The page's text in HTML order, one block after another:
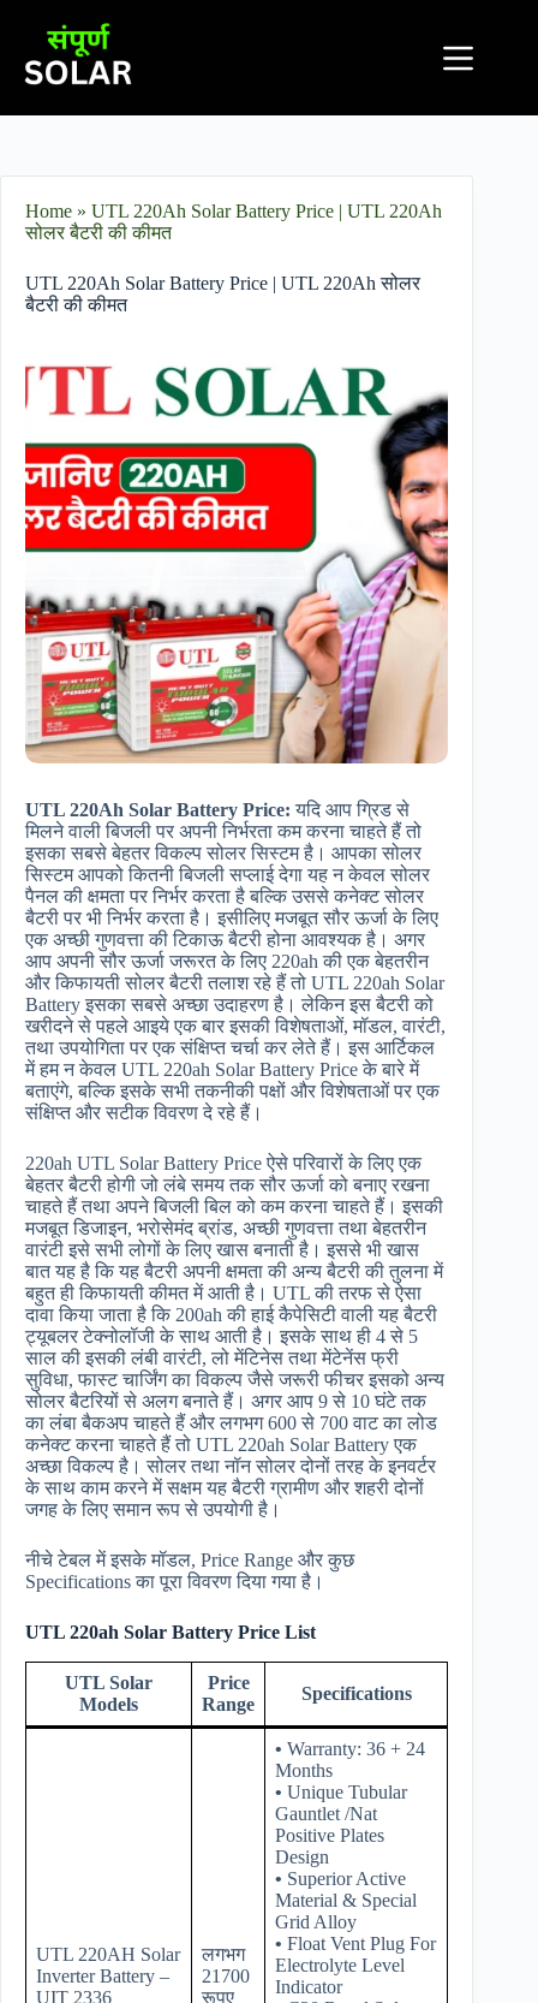
Home » UTL 220Ah Solar Battery Price​ | UTL 220Ah
सोलर बैटरी की कीमत
UTL 220Ah Solar Battery Price​ | UTL 220Ah सोलर
बैटरी की कीमत
UTL 220Ah Solar Battery Price​:यदि आप ग्रिड से
मिलने वाली बिजली पर अपनी निर्भरता कम करना चाहते हैं तो
इसका सबसे बेहतर विकल्प सोलर सिस्टम है। आपका सोलर
सिस्टम आपको कितनी बिजली सप्लाई देगा यह न केवल सोलर
पैनल की क्षमता पर निर्भर करता है बल्कि उससे कनेक्ट सोलर
बैटरी पर भी निर्भर करता है। इसीलिए मजबूत सौर ऊर्जा के लिए
एक अच्छी गुणवत्ता की टिकाऊ बैटरी होना आवश्यक है। अगर
आप अपनी सौर ऊर्जा जरूरत के लिए 220ah की एक बेहतरीन
और किफायती सोलर बैटरी तलाश रहे हैं तो UTL 220ah Solar
Battery इसका सबसे अच्छा उदाहरण है। लेकिन इस बैटरी को
खरीदने से पहले आइये एक बार इसकी विशेषताओं, मॉडल, वारंटी,
तथा उपयोगिता पर एक संक्षिप्त चर्चा कर लेते हैं। इस आर्टिकल
में हम न केवल UTL 220ah Solar Battery Price के बारे में
बताएंगे, बल्कि इसके सभी तकनीकी पक्षों और विशेषताओं पर एक
संक्षिप्त और सटीक विवरण दे रहे हैं।
220ah UTL Solar Battery Price ऐसे परिवारों के लिए एक
बेहतर बैटरी होगी जो लंबे समय तक सौर ऊर्जा को बनाए रखना
चाहते हैं तथा अपने बिजली बिल को कम करना चाहते हैं। इसकी
मजबूत डिजाइन, भरोसेमंद ब्रांड, अच्छी गुणवत्ता तथा बेहतरीन
वारंटी इसे सभी लोगों के लिए खास बनाती है। इससे भी खास
बात यह है कि यह बैटरी अपनी क्षमता की अन्य बैटरी की तुलना में
बहुत ही किफायती कीमत में आती है। UTL की तरफ से ऐसा
दावा किया जाता है कि 200ah की हाई कैपेसिटी वाली यह बैटरी
ट्यूबलर टेक्नोलॉजी के साथ आती है। इसके साथ ही 4 से 5
साल की इसकी लंबी वारंटी, लो मेंटिनेस तथा मेंटेनेंस फ्री
सुविधा, फास्ट चार्जिंग का विकल्प जैसे जरूरी फीचर इसको अन्य
सोलर बैटरियों से अलग बनाते हैं। अगर आप 9 से 10 घंटे तक
का लंबा बैकअप चाहते हैं और लगभग 600 से 700 वाट का लोड
कनेक्ट करना चाहते हैं तो UTL 220ah Solar Battery एक
अच्छा विकल्प है। सोलर तथा नॉन सोलर दोनों तरह के इनवर्टर
के साथ काम करने में सक्षम यह बैटरी ग्रामीण और शहरी दोनों
जगह के लिए समान रूप से उपयोगी है।
नीचे टेबल में इसके मॉडल, Price Range और कुछ
Specifications का पूरा विवरण दिया गया है।
UTL 220ah Solar Battery Price List
UTL Solar
Models
Price
Range
Specifications
UTL 220AH Solar
Inverter Battery –
UIT 2336
लगभग
21700
रूपए
• Warranty: 36 + 24
Months
• Unique Tubular
Gauntlet /Nat
Positive Plates
Design
• Superior Active
Material & Special
Grid Alloy
• Float Vent Plug For
Electrolyte Level
Indicator